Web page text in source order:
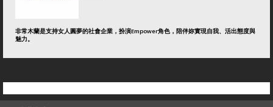
非常木蘭是支持女人圓夢的社會企業，扮演Empower角色，陪伴妳實現自我、活出態度與
魅力。